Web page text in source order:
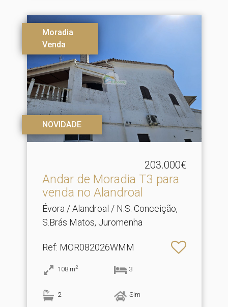
Moradia
Venda
NOVIDADE
203.000€
Andar de Moradia T3 para
venda no Alandroal
Évora / Alandroal / N.S. Conceição,
S.Brás Matos, Juromenha
Ref: MOR082026WMM
108 m2 3
2 Sim